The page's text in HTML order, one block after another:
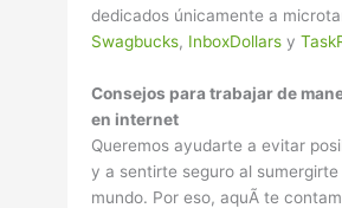
dedicados únicamente a
Swagbucks, InboxDollars y
Consejos para trabajar de
en internet
Queremos ayudarte a evitar
y a sentirte seguro al sumergirte
mundo. Por eso, aquÃ­ te